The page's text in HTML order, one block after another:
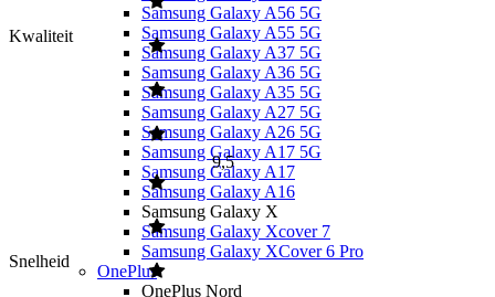
Samsung Galaxy A56 5G
Samsung Galaxy A55 5G
Samsung Galaxy A37 5G
Samsung Galaxy A36 5G
Samsung Galaxy A35 5G
Samsung Galaxy A27 5G
Samsung Galaxy A26 5G
Samsung Galaxy A17 5G
Samsung Galaxy A17
Samsung Galaxy A16
Samsung Galaxy X
Samsung Galaxy Xcover 7
Samsung Galaxy XCover 6 Pro
OnePlus
OnePlus Nord
Kwaliteit
Snelheid
9,5